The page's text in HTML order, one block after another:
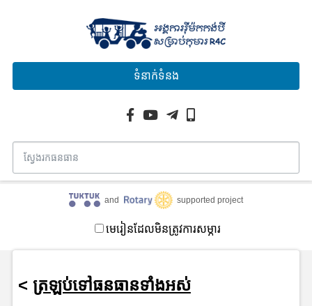
ទំនាក់ទំនង
and supported project
មេរៀនដែលមិនត្រូវការសម្ភារ
< ត្រឡប់ទៅធនធានទាំងអស់